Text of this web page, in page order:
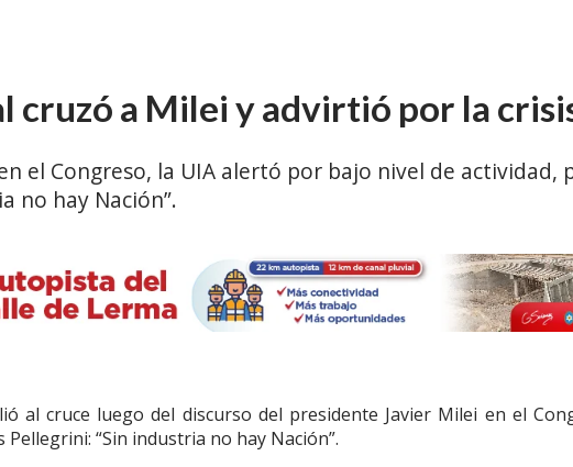
cruzó a Milei y advirtió por la
el Congreso, la UIA alertó por bajo nivel de actividad,
no hay Nación”.
al cruce luego del discurso del presidente Javier Milei en el
“Sin industria no hay Nación”.